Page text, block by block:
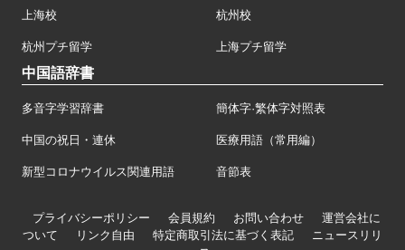
上海校 杭州校
杭州プチ留学 上海プチ留学
中国語辞書
多音字学習辞書 簡体字·繁体字対照表
中国の祝日・連休 医療用語（常用編）
新型コロナウイルス関連用語 音節表
プライバシーポリシー 会員規約 お問い合わせ
運営会社に
ついて
リンク自由 特定商取引法に基づく表記
ニュースリリ